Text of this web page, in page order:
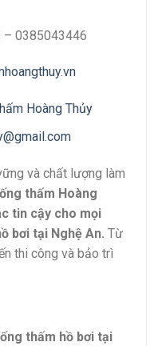
– 0385043446
Hoàng Thủy
và chất lượng làm
thấm Hoàng
tin cậy cho mọi
bơi tại Nghệ An. Từ
thi công và bảo trì
thấm hồ bơi tại